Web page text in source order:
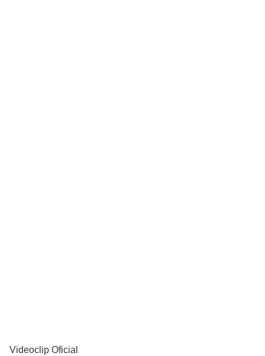
Videoclip Oficial